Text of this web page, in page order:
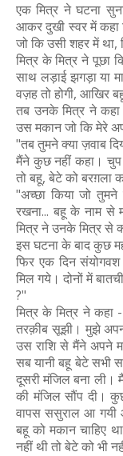
एक मित्र ने घटना
आकर दुखी स्वर में कहा
जो कि उसी शहर में
मित्र के मित्र ने पूछा
साथ लड़ाई झगड़ा या
वज़ह तो होगी, आखिर
तब उनके मित्र ने कहा
उस मकान जो कि मेरे
"तब तुमने क्या ज़वाब
मैंने कुछ नहीं कहा। चुप
तो बहू, बेटे को बरग़ला
"अच्छा किया जो
रखना... बहू के नाम से
मित्र ने उनके मित्र से
इस घटना के बाद कुछ
फिर एक दिन संयोगवश
मिल गये। दोनों में
?"
मित्र के मित्र ने
तरक़ीब सूझी। मुझे
उस राशि से मैंने अपने
सब यानी बहू बेटे
दूसरी मंजिल बना ली।
की मंजिल सौंप दी।
वापस ससुराल आ गयी
बहू को मकान चाहिए
नहीं थी तो बेटे को भी